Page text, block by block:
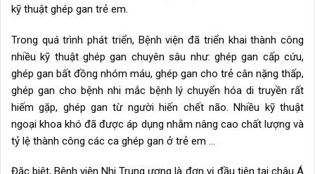
kỹ thuật ghép gan trẻ em.
Trong quá trình phát triển, Bệnh viện đã triển khai thành công
nhiều kỹ thuật ghép gan chuyên sâu như: ghép gan cấp cứu,
ghép gan bất đồng nhóm máu, ghép gan cho trẻ cân nặng thấp,
ghép gan cho bệnh nhi mắc bệnh lý chuyển hóa di truyền rất
hiếm gặp, ghép gan từ người hiến chết não. Nhiều kỹ thuật
ngoại khoa khó đã được áp dụng nhằm nâng cao chất lượng và
tỷ lệ thành công các ca ghép gan ở trẻ em …
Đặc biệt, Bệnh viện Nhi Trung ương là đơn vị đầu tiên tại châu Á